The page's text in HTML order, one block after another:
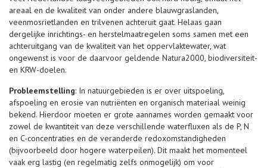
areaal en de kwaliteit van onder andere blauwgraslanden,
veenmosrietlanden en trilvenen achteruit gaat. Helaas gaan
dergelijke inrichtings- en herstelmaatregelen soms samen met een
achteruitgang van de kwaliteit van het oppervlaktewater, wat
ongewenst is voor de daarvoor geldende Natura2000, biodiversiteit-
en KRW-doelen.
Probleemstelling: In natuurgebieden is er over uitspoeling,
afspoeling en erosie van nutriënten en organisch materiaal weinig
bekend. Hierdoor moeten er grote aannames worden gemaakt voor
zowel de kwantiteit van deze verschillende waterfluxen als de P, N
en C-concentraties en de veranderde redoxomstandigheden
(bijvoorbeeld door hogere waterpeilen). Dit maakt het momenteel
vaak erg lastig (en regelmatig zelfs onmogelijk) om voor